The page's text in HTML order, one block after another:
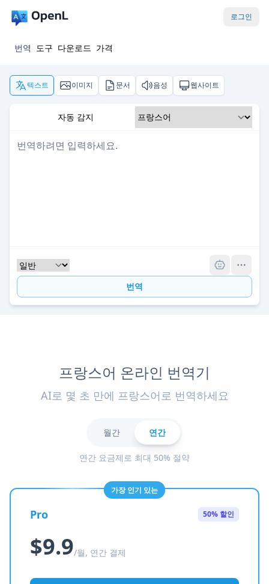
로그인
번역 도구 다운로드 가격
텍스트 이미지 문서 음성 웹사이트
자동 감지
번역
프랑스어 온라인 번역기
AI로 몇 초 만에 프랑스어로 번역하세요
월간 연간
연간 요금제로 최대 50% 절약
가장 인기 있는
Pro 50% 할인
$9.9/월, 연간 결제